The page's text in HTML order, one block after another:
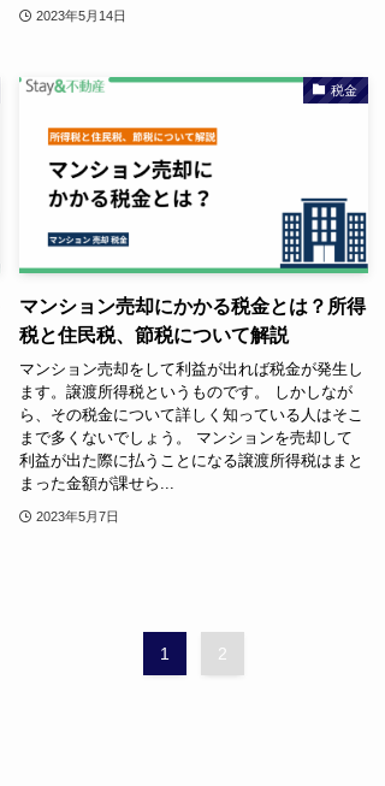
2023年5月14日
税金
マンション売却にかかる税金とは？所得
税と住民税、節税について解説
マンション売却をして利益が出れば税金が発生し
ます。譲渡所得税というものです。 しかしなが
ら、その税金について詳しく知っている人はそこ
まで多くないでしょう。 マンションを売却して
利益が出た際に払うことになる譲渡所得税はまと
まった金額が課せら...
2023年5月7日
1 2